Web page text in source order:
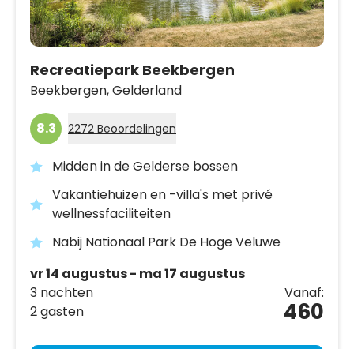
Recreatiepark Beekbergen
Beekbergen,Gelderland
8.3 2272 Beoordelingen
Midden in de Gelderse bossen
Vakantiehuizen en -villa's met privé
wellnessfaciliteiten
Nabij Nationaal Park De Hoge Veluwe
vr 14 augustus - ma 17 augustus
3 nachten
2 gasten
Vanaf:
460